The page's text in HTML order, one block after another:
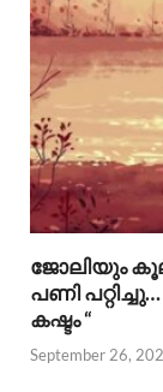
ജോലിയും
പണി
കഷ്ടം “
September 26,